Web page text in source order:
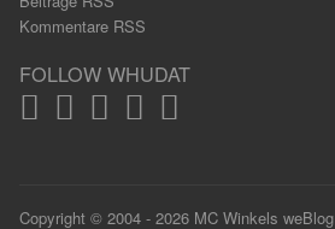
Kommentare RSS
FOLLOW WHUDAT
Copyright © 2004 - 2026 MC Winkels weBlog